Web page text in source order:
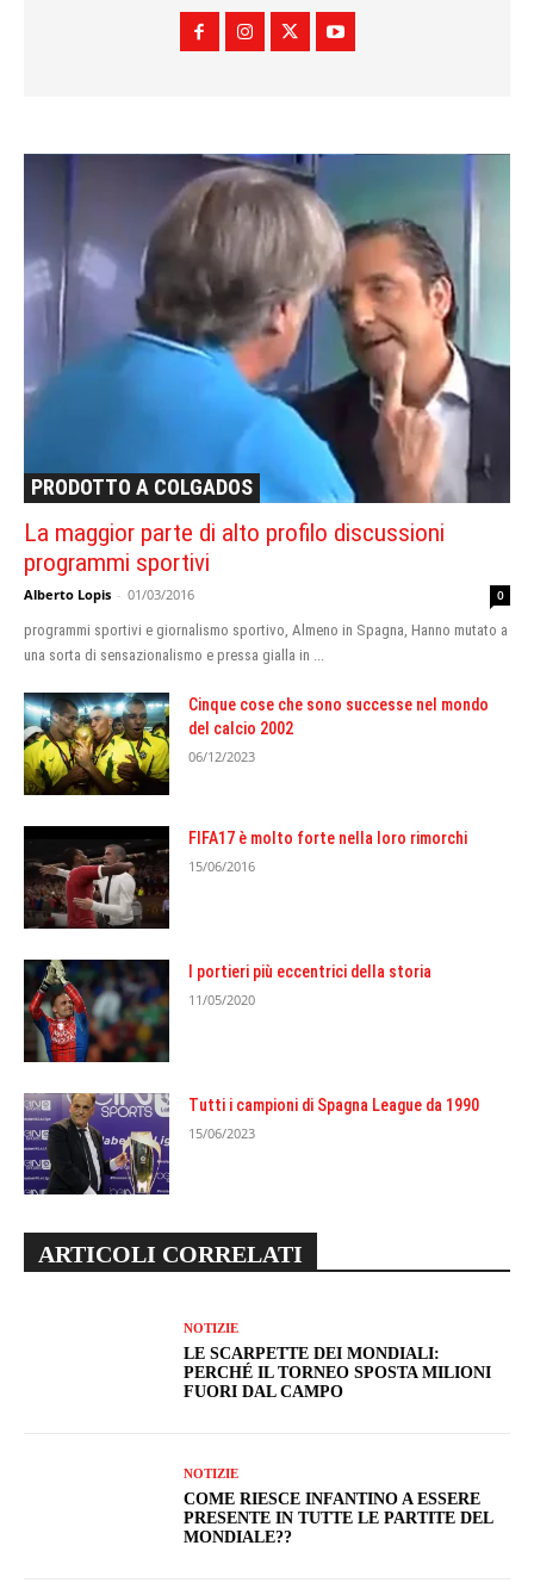
PRODOTTO A COLGADOS
La maggior parte di alto profilo discussioni
programmi sportivi
Alberto Lopis - 01/03/2016 0
programmi sportivi e giornalismo sportivo, Almeno in Spagna, Hanno mutato a
una sorta di sensazionalismo e pressa gialla in ...
Cinque cose che sono successe nel mondo
del calcio 2002
06/12/2023
FIFA17 è molto forte nella loro rimorchi
15/06/2016
I portieri più eccentrici della storia
11/05/2020
Tutti i campioni di Spagna League da 1990
15/06/2023
ARTICOLI CORRELATI
NOTIZIE
LE SCARPETTE DEI MONDIALI:
PERCHÉ IL TORNEO SPOSTA MILIONI
FUORI DAL CAMPO
NOTIZIE
COME RIESCE INFANTINO A ESSERE
PRESENTE IN TUTTE LE PARTITE DEL
MONDIALE??